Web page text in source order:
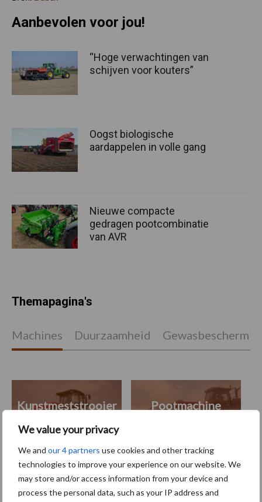
We value your privacy
We and our 4 partners use cookies and other tracking
technologies to improve your experience on our website. We
may store and/or access information from your device and
process the personal data, such as your IP address and
Aanbevolen voor jou!
“Hoge verwachtingen van
schijven voor kouters”
Oogst biologische
aardappelen in volle gang
Nieuwe compacte
gedragen pootcombinatie
van AVR
Themapagina's
Machines Duurzaamheid
Kunstmeststrooier Pootmachine
Toon meer